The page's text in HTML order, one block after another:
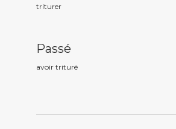
triturer
Passé
avoir trituré